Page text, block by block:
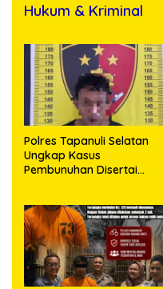
Hukum & Kriminal
Polres Tapanuli Selatan
Ungkap Kasus
Pembunuhan Disertai
Ditangkap